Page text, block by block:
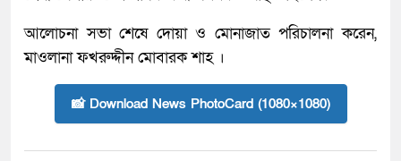
আলোচনা সভা শেষে দোয়া ও মোনাজাত পরিচালনা করেন,
মাওলানা ফখরুদ্দীন মোবারক শাহ ।
📸 Download News PhotoCard (1080×1080)